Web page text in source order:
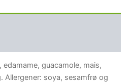
edamame, guacamole, mais,
Allergener: soya, sesamfrø og